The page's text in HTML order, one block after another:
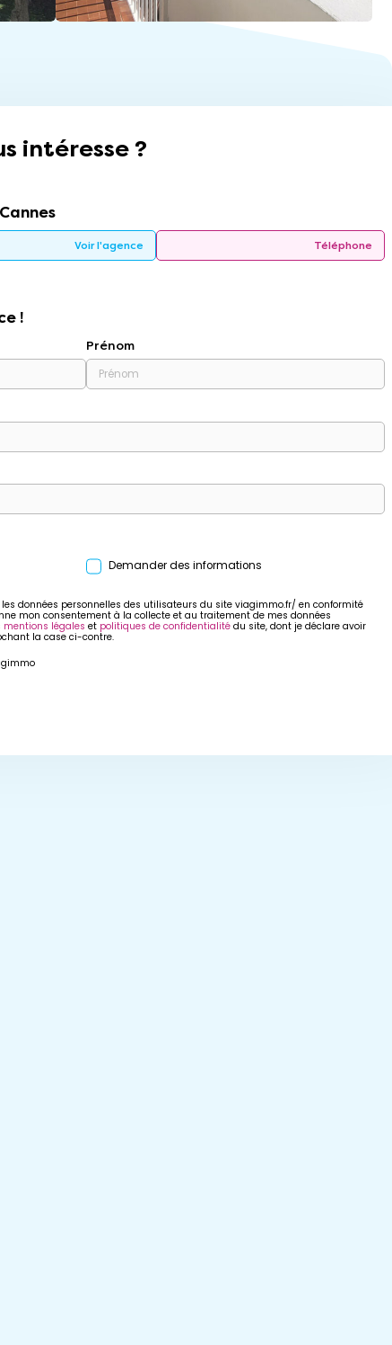
intéresse ?
Voir l'agence Téléphone
!
Prénom
Demander des informations
données personnelles des utilisateurs du site viagimmo.fr/ en conformité
mon consentement à la collecte et au traitement de mes données
mentions légales et politiques de confidentialité du site, dont je déclare avoir
la case ci-contre.